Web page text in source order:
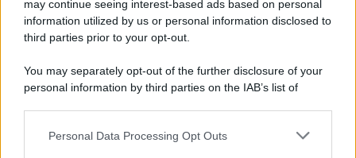
may continue seeing interest-based ads based on personal
information utilized by us or personal information disclosed to
third parties prior to your opt-out.
You may separately opt-out of the further disclosure of your
personal information by third parties on the IAB’s list of
This information may also be disclosed by us to third parties
Personal Data Processing Opt Outs
Motors Magazine 365
Day Travel 365
Cineverse Magazine